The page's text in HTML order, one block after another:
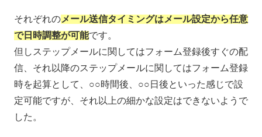
それぞれのメール送信タイミングはメール設定から任意
で日時調整が可能です。
但しステップメールに関してはフォーム登録後すぐの配
信、それ以降のステップメールに関してはフォーム登録
時を起算として、○○時間後、○○日後といった感じで設
定可能ですが、それ以上の細かな設定はできないようで
した。